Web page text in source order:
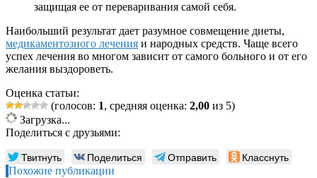
защищая ее от переваривания самой себя.
Наибольший результат дает разумное совмещение диеты,
медикаментозного лечения и народных средств. Чаще всего
успех лечения во многом зависит от самого больного и от его
желания выздороветь.
Оценка статьи:
(голосов: 1, средняя оценка: 2,00 из 5)
Загрузка...
Поделиться с друзьями:
Твитнуть Поделиться Отправить Класснуть
Похожие публикации